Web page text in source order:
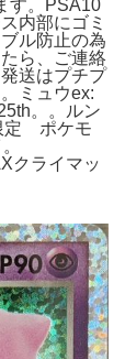
す。PSA10
内部にゴミ
ル防止の為
ら、ご連絡
送はプチプ
ミュウex:
。。ルン
定 ポケモ
クライマッ